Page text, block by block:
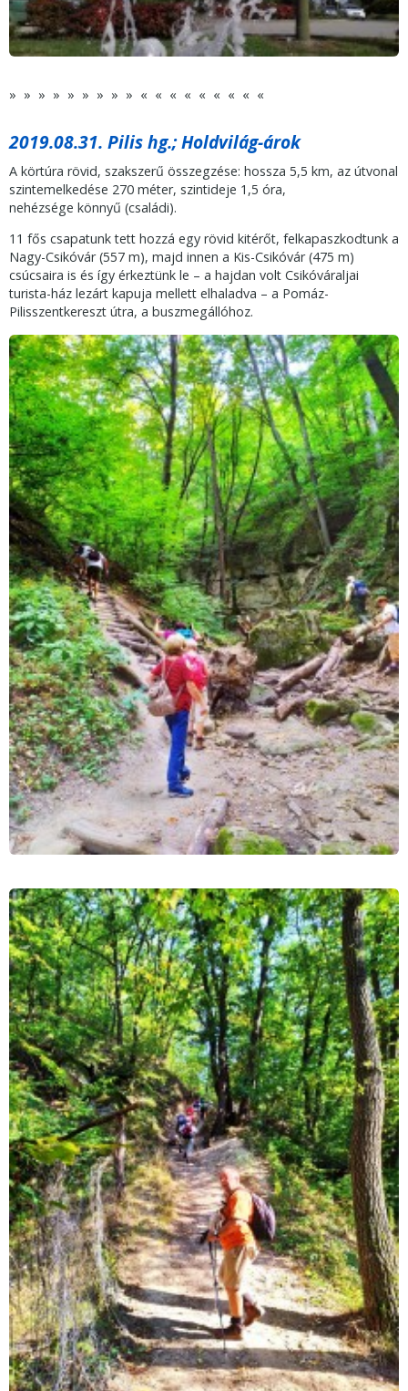
» » » » » » » » » « « « « « « « « «
2019.08.31. Pilis hg.; Holdvilág-árok
A körtúra rövid, szakszerű összegzése: hossza 5,5 km, az útvonal
szintemelkedése 270 méter, szintideje 1,5 óra,
nehézsége könnyű (családi).
11 fős csapatunk tett hozzá egy rövid kitérőt, felkapaszkodtunk a
Nagy-Csikóvár (557 m), majd innen a Kis-Csikóvár (475 m)
csúcsaira is és így érkeztünk le – a hajdan volt Csikóváraljai
turista-ház lezárt kapuja mellett elhaladva – a Pomáz-
Pilisszentkereszt útra, a buszmegállóhoz.